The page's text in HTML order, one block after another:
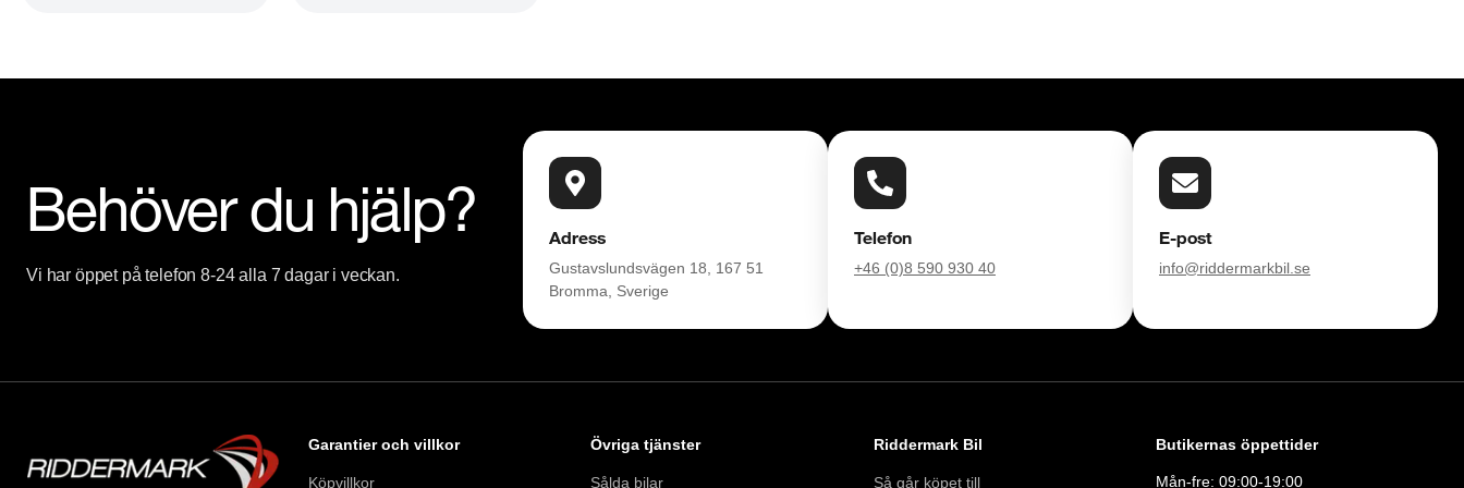
Behöver du hjälp?
Vi har öppet på telefon 8-24 alla 7 dagar i veckan.
Adress
Gustavslundsvägen 18, 167 51
Bromma, Sverige
Telefon
+46 (0)8 590 930 40
E-post
info@riddermarkbil.se
Garantier och villkor
Köpvillkor
Övriga tjänster
Sålda bilar
Riddermark Bil
Så går köpet till
Butikernas öppettider
Mån-fre: 09:00-19:00